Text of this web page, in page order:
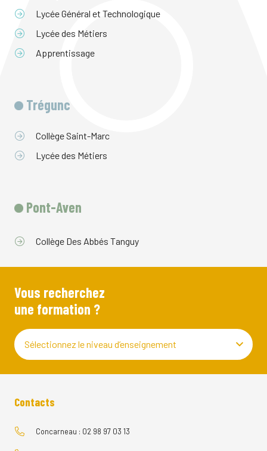
Lycée Général et Technologique
Lycée des Métiers
Apprentissage
Trégunc
Collège Saint-Marc
Lycée des Métiers
Pont-Aven
Collège Des Abbés Tanguy
Vous recherchez
une formation ?
Sélectionnez le niveau d’enseignement
Contacts
Concarneau : 02 98 97 03 13